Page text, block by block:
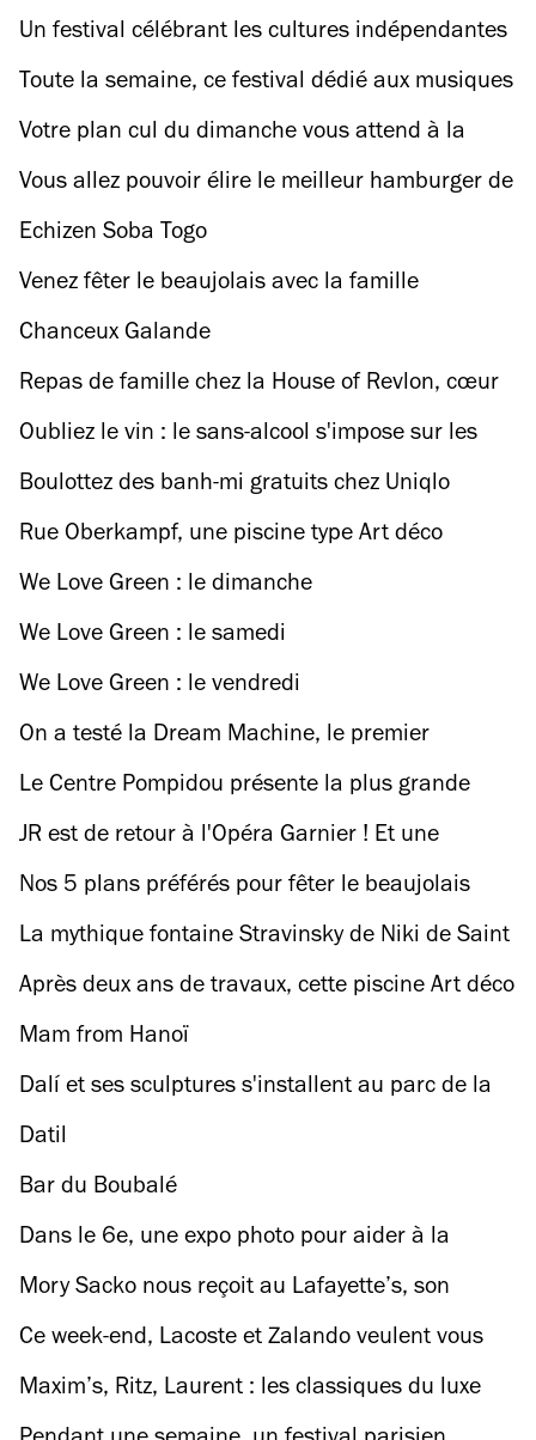
préféré est de retour
femmes artistes à l’honneur
Un festival célébrant les cultures indépendantes
va tabasser Ivry-sur-Seine ce week-end
Toute la semaine, ce festival dédié aux musiques
du monde entier va retourner cinq salles
parisiennes
Votre plan cul du dimanche vous attend à la
Bellevilloise
Vous allez pouvoir élire le meilleur hamburger de
Paris
Echizen Soba Togo
Venez fêter le beaujolais avec la famille
Chambre Noire !
Chanceux Galande
Repas de famille chez la House of Revlon, cœur
dansant de la scène ballroom parisienne
Oubliez le vin : le sans-alcool s'impose sur les
plus belles tables gastronomiques de Paris
Boulottez des banh-mi gratuits chez Uniqlo
Marais le 11 novembre
Rue Oberkampf, une piscine type Art déco
classée monument historique et sauvée de la
destruction
We Love Green : le dimanche
We Love Green : le samedi
We Love Green : le vendredi
On a testé la Dream Machine, le premier
massage semi-psychédélique de Paris
Le Centre Pompidou présente la plus grande
expo de dessins de Picasso de l’histoire
JR est de retour à l'Opéra Garnier ! Et une
surprise hors norme vous attend ce dimanche...
Nos 5 plans préférés pour fêter le beaujolais
nouveau à fond les ballons
La mythique fontaine Stravinsky de Niki de Saint
Phalle et Jean Tinguely rouvre enfin ses jets
Après deux ans de travaux, cette piscine Art déco
du 5e rouvre bientôt ses portes !
Mam from Hanoï
Dalí et ses sculptures s'installent au parc de la
Villette pendant deux mois
Datil
Bar du Boubalé
Dans le 6e, une expo photo pour aider à la
reconstruction d’un village en Ukraine
Mory Sacko nous reçoit au Lafayette’s, son
fastueux nouveau restaurant
Ce week-end, Lacoste et Zalando veulent vous
perdre dans un labyrinthe
Maxim’s, Ritz, Laurent : les classiques du luxe
parisien reprennent des couleurs